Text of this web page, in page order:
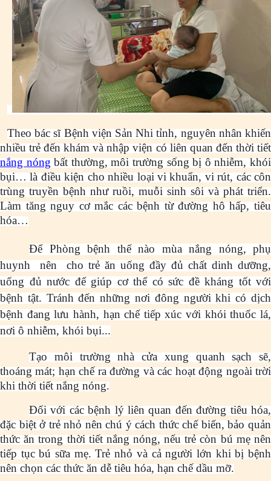
Theo bác sĩ Bệnh viện Sản Nhi tỉnh, nguyên nhân khiến
nhiều trẻ đến khám và nhập viện có liên quan đến thời tiết
nắng nóngbất thường, môi trường sống bị ô nhiễm, khói
bụi… là điều kiện cho nhiều loại vi khuẩn, vi rút, các côn
trùng truyền bệnh như ruồi, muỗi sinh sôi và phát triển.
Làm tăng nguy cơ mắc các bệnh từ đường hô hấp, tiêu
hóa…
Để Phòng bệnh thế nào mùa nắng nóng, phụ
huynh nên cho trẻ ăn uống đầy đủ chất dinh dưỡng,
uống đủ nước để giúp cơ thể có sức đề kháng tốt với
bệnh tật. Tránh đến những nơi đông người khi có dịch
bệnh đang lưu hành, hạn chế tiếp xúc với khói thuốc lá,
nơi ô nhiễm, khói bụi...
Tạo môi trường nhà cửa xung quanh sạch sẽ,
thoáng mát; hạn chế ra đường và các hoạt động ngoài trời
khi thời tiết nắng nóng.
Đối với các bệnh lý liên quan đến đường tiêu hóa,
đặc biệt ở trẻ nhỏ nên chú ý cách thức chế biến, bảo quản
thức ăn trong thời tiết nắng nóng, nếu trẻ còn bú mẹ nên
tiếp tục bú sữa mẹ. Trẻ nhỏ và cả người lớn khi bị bệnh
nên chọn các thức ăn dễ tiêu hóa, hạn chế dầu mỡ.